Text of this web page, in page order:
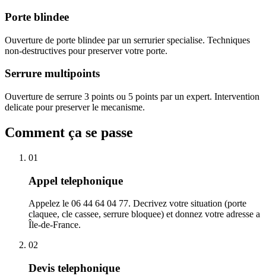
Porte blindee
Ouverture de porte blindee par un serrurier specialise. Techniques
non-destructives pour preserver votre porte.
Serrure multipoints
Ouverture de serrure 3 points ou 5 points par un expert. Intervention
delicate pour preserver le mecanisme.
Comment ça se passe
01
Appel telephonique
Appelez le 06 44 64 04 77. Decrivez votre situation (porte
claquee, cle cassee, serrure bloquee) et donnez votre adresse a
Île-de-France.
02
Devis telephonique